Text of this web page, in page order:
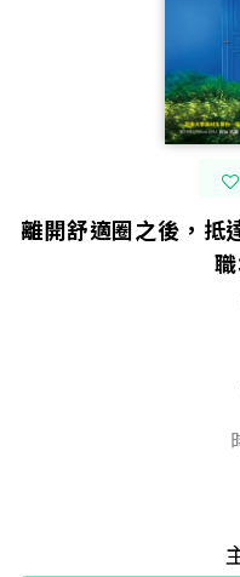
離開舒適圈之後，抵